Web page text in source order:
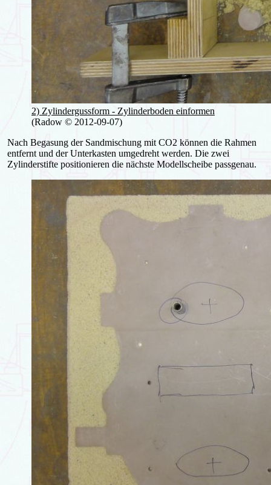
2) Zylindergussform - Zylinderboden einformen
(Radow © 2012-09-07)
Nach Begasung der Sandmischung mit CO2 können die Rahmen
entfernt und der Unterkasten umgedreht werden. Die zwei
Zylinderstifte positionieren die nächste Modellscheibe passgenau.